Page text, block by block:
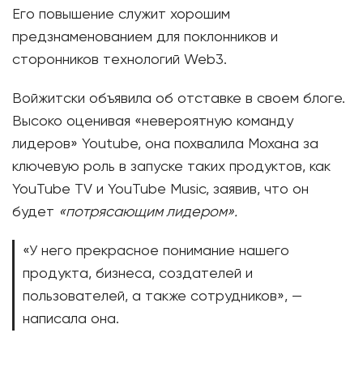
Его повышение служит хорошим
предзнаменованием для поклонников и
сторонников технологий Web3.
Войжитски объявила об отставке в своем блоге.
Высоко оценивая «невероятную команду
лидеров» Youtube, она похвалила Мохана за
ключевую роль в запуске таких продуктов, как
YouTube TV и YouTube Music, заявив, что он
будет «потрясающим лидером».
«У него прекрасное понимание нашего
продукта, бизнеса, создателей и
пользователей, а также сотрудников», —
написала она.